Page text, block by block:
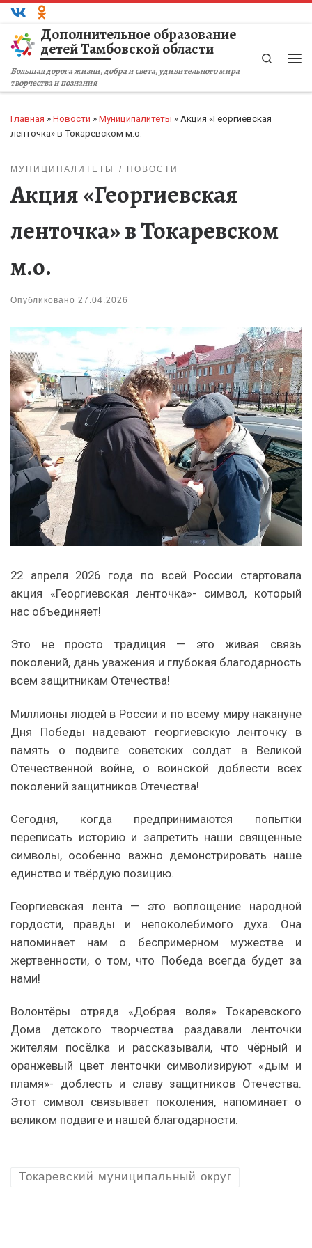
Перейти к содержимому
Дополнительное образование
детей Тамбовской области
Большая дорога жизни, добра и света, удивительного мира
творчества и познания
Search
Главная » Новости » Муниципалитеты » Акция «Георгиевская
ленточка» в Токаревском м.о.
МУНИЦИПАЛИТЕТЫ НОВОСТИ
Акция «Георгиевская
ленточка» в Токаревском
м.о.
Опубликовано 27.04.2026
22 апреля 2026 года по всей России стартовала
акция «Георгиевская ленточка»- символ, который
нас объединяет!
Это не просто традиция — это живая связь
поколений, дань уважения и глубокая благодарность
всем защитникам Отечества!
Миллионы людей в России и по всему миру накануне
Дня Победы надевают георгиевскую ленточку в
память о подвиге советских солдат в Великой
Отечественной войне, о воинской доблести всех
поколений защитников Отечества!
Сегодня, когда предпринимаются попытки
переписать историю и запретить наши священные
символы, особенно важно демонстрировать наше
единство и твёрдую позицию.
Георгиевская лента — это воплощение народной
гордости, правды и непоколебимого духа. Она
напоминает нам о беспримерном мужестве и
жертвенности, о том, что Победа всегда будет за
нами!
Волонтёры отряда «Добрая воля» Токаревского
Дома детского творчества раздавали ленточки
жителям посёлка и рассказывали, что чёрный и
оранжевый цвет ленточки символизируют «дым и
пламя»- доблесть и славу защитников Отечества.
Этот символ связывает поколения, напоминает о
великом подвиге и нашей благодарности.
Токаревский муниципальный округ